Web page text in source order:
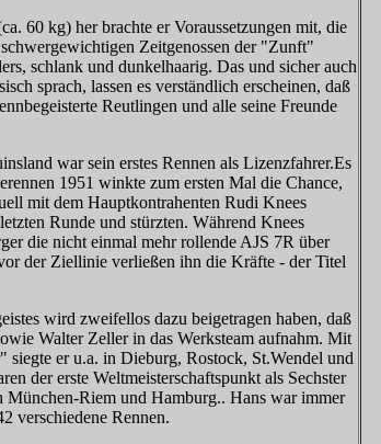
60 kg) her brachte er Voraussetzungen mit, die
Zeitgenossen der "Zunft"
schlank und dunkelhaarig. Das und sicher auch
sprach, lassen es verständlich erscheinen, daß
Reutlingen und alle seine Freunde
war sein erstes Rennen als Lizenzfahrer.Es
1951 winkte zum ersten Mal die Chance,
mit dem Hauptkontrahenten Rudi Knees
Runde und stürzten. Während Knees
die nicht einmal mehr rollende AJS 7R über
der Ziellinie verließen ihn die Kräfte - der Titel
wird zweifellos dazu beigetragen haben, daß
Walter Zeller in das Werksteam aufnahm. Mit
er u.a. in Dieburg, Rostock, St.Wendel und
der erste Weltmeisterschaftspunkt als Sechster
München-Riem und Hamburg.. Hans war immer
verschiedene Rennen.